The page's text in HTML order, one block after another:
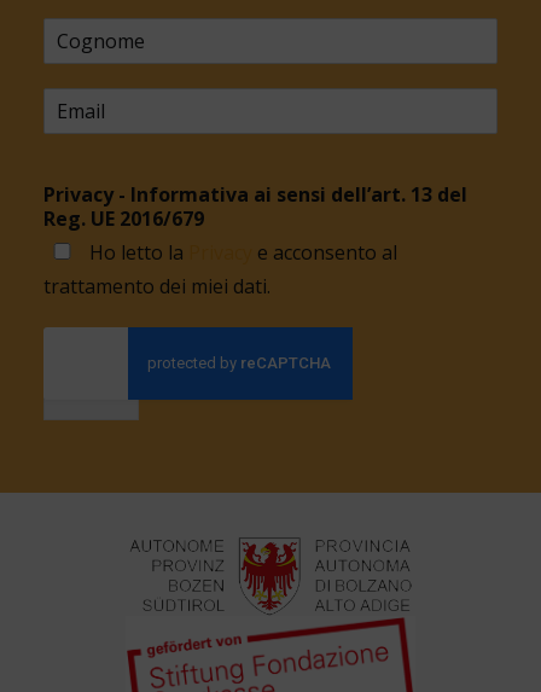
Privacy - Informativa ai sensi dell’art. 13 del
Reg. UE 2016/679
Ho letto la
e acconsento al
trattamento dei miei dati.